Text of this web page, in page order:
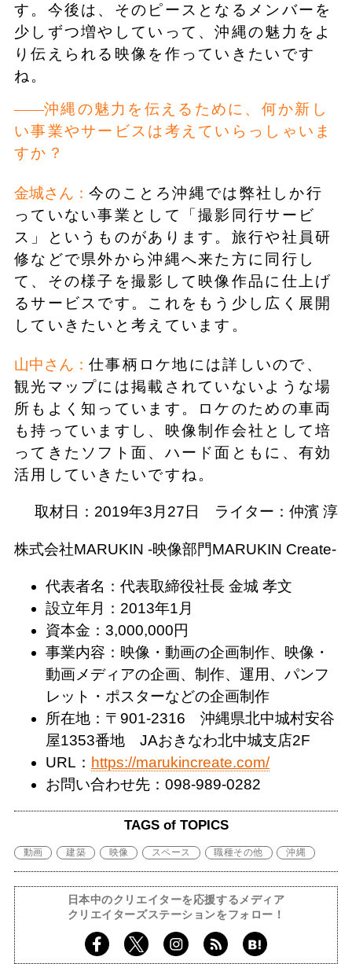
す。今後は、そのピースとなるメンバーを
少しずつ増やしていって、沖縄の魅力をよ
り伝えられる映像を作っていきたいです
ね。
沖縄の魅力を伝えるために、何か新し
い事業やサービスは考えていらっしゃいま
すか？
金城さん： 今のことろ沖縄では弊社しか行
っていない事業として「撮影同行サービ
ス」というものがあります。旅行や社員研
修などで県外から沖縄へ来た方に同行し
て、その様子を撮影して映像作品に仕上げ
るサービスです。これをもう少し広く展開
していきたいと考えています。
山中さん： 仕事柄ロケ地には詳しいので、
観光マップには掲載されていないような場
所もよく知っています。ロケのための車両
も持っていますし、映像制作会社として培
ってきたソフト面、ハード面ともに、有効
活用していきたいですね。
取材日：2019年3月27日 ライター：仲濱 淳
株式会社MARUKIN -映像部門MARUKIN Create-
代表者名：代表取締役社長 金城 孝文
設立年月：2013年1月
資本金：3,000,000円
事業内容：映像・動画の企画制作、映像・
動画メディアの企画、制作、運用、パンフ
レット・ポスターなどの企画制作
所在地：〒901-2316 沖縄県北中城村安谷
屋1353番地 JAおきなわ北中城支店2F
URL： https://marukincreate.com/
お問い合わせ先：098-989-0282
TAGS of TOPICS
動画 建築 映像 スペース 職種その他 沖縄
日本中のクリエイターを応援するメディア
クリエイターズステーションをフォロー！